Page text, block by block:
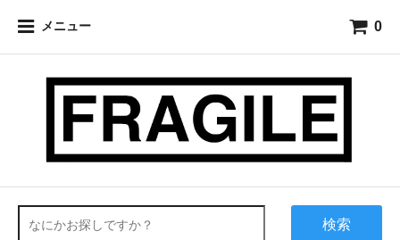
メニュー 0
検索